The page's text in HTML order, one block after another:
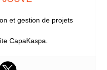
et gestion de projets
CapaKaspa.